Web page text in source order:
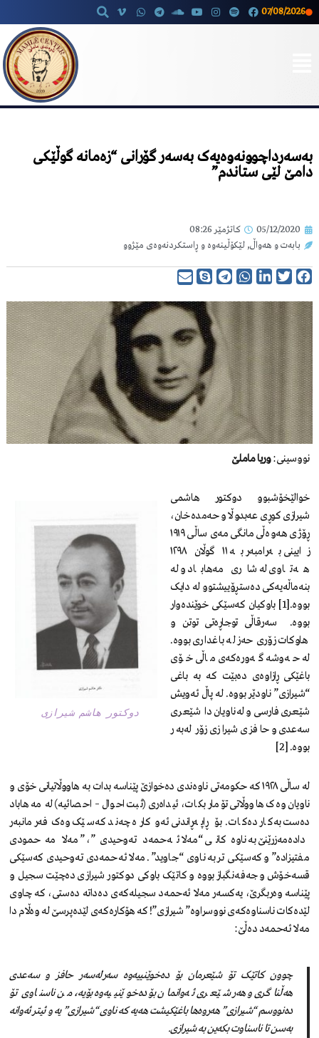
07/08/2026
بەسەرداچوونەوەیەک بەسەر گۆرانی “زەمانە گوڵێکی
دامێ لێی ستاندم”
05/12/2020 کاتژمێر 08:26
بابەت و هەواڵ, لێکۆڵینەوە و ڕاستکردنەوەی مێژوو
نووسینی:وریا ماملێ
دوکتور هاشم شیرازی
خوالێخۆشبوو دوکتور هاشمی
شیرازی کوڕی عەبدوڵا و حەمدەخان،
ڕۆژی هەوەڵی مانگی مەی ساڵی ١٩١٩
زایینی بەرامبەر بە ١١ گوڵان ١٢٩٨
هەتاوی لە شاری مەهاباد و لە
بنەماڵەیەکی دەستڕۆییشتوو لە دایک
بووە.[1] باوکیان کەسێکی خوێندەوار
بووە. سەرقاڵی توجاڕەتی توتن و
هاوکات زۆری حەز لە باغداری بووە.
لە حەوشە گەورەکەی ماڵی خۆی
باغێکی ڕازاوەی دەبێت کە بە باغی
“شیرازی” ناودێر بووە. لە پاڵ ئەویش
شێعری فارسی و لەناویان دا شێعری
سەعدی و حافزی شیرازی زۆر لەبەر
بووە. [2]
لە ساڵی ١٩٢٨ کە حکومەتی ناوەندی دەخوازێ پێناسە بدات بە هاووڵاتیانی خۆی و
ناویان وەک هاووڵاتی تۆمار بکات، ئیداەری (ثبت احوال – احصائیە) لە مەهاباد
دەست بەکار دەکات. بۆ ڕاپەڕاندنی ئەو کارە چەند کەسێک وەک فەرمانبەر
دادەمەزرێنێ بە ناوەکانی “مەلا ئەحمەد تەوحیدی”، ” مەلا مەحمودی
مفتیزادە” و کەسێکی تر بە ناوی “جاوید”. مەلا ئەحمەدی تەوحیدی کەسێکی
قسەخۆش و جەفەنگباز بووە و کاتێک باوکی دوکتور شیرازی دەچێت سجیل و
پێناسە وەربگرێ، یەکسەر مەلا ئەحمەد سجیلەکەی دەداتە دەستی، کە چاوی
لێدەکات ناسناوەکەی نووسراوە” شیرازی”! کە هۆکارەکەی لێدەپرسێ لە وەڵام دا
مەلا ئەحمەد دەڵێ:
چوون کاتێک تۆ شێعرمان بۆ دەخوێنییەوە سەرلەسەر حافز و سەعدی
هەڵناگری و هەر شێعری ئەوانمان بۆ دەخوێنییەوە بۆیە، من ناسناوی تۆ
دەنووسم “شیرازی” هەروەها باغێکیشت هەیە کە ناوی “شیرازی” یە و ئیتر ئەوانە
بەسن تا ناسناوت بکەین بە شیرازی.